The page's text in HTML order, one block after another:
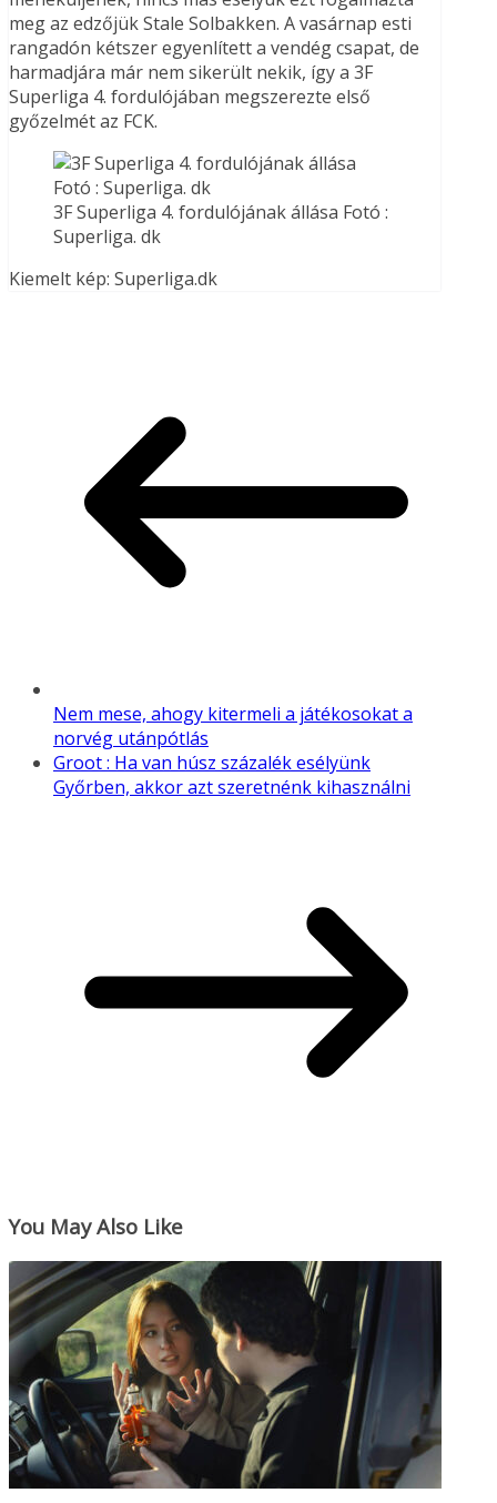
meg az edzőjük Stale Solbakken. A vasárnap esti
rangadón kétszer egyenlített a vendég csapat, de
harmadjára már nem sikerült nekik, így a 3F
Superliga 4. fordulójában megszerezte első
győzelmét az FCK.
3F Superliga 4. fordulójának állása Fotó :
Superliga. dk
Kiemelt kép: Superliga.dk
Nem mese, ahogy kitermeli a játékosokat a
norvég utánpótlás
Groot : Ha van húsz százalék esélyünk
Győrben, akkor azt szeretnénk kihasználni
You May Also Like